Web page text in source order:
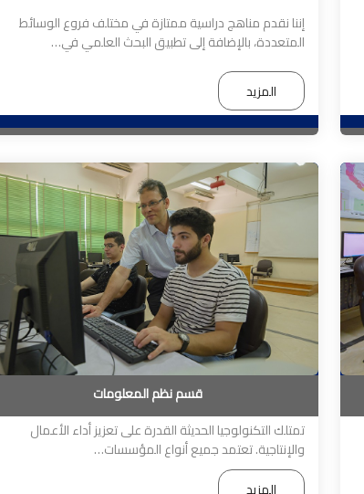
إننا نقدم مناهج دراسية ممتازة في مختلف فروع الوسائط
المتعددة، بالإضافة إلى تطبيق البحث العلمي في…
المزيد
قسم نظم المعلومات
تمتلك التكنولوجيا الحديثة القدرة على تعزيز أداء الأعمال
والإنتاجية. تعتمد جميع أنواع المؤسسات…